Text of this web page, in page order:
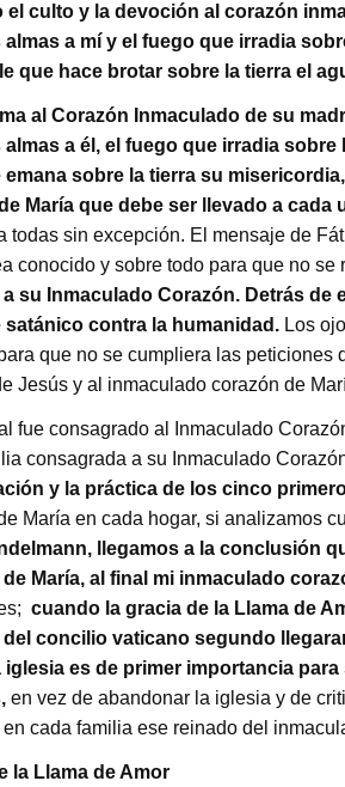
el culto y la devoción al corazón
a mí y el fuego que irradia
que hace brotar sobre la tierra el
al Corazón Inmaculado de su
a él, el fuego que irradia
emana sobre la tierra su
María que debe ser llevado a cada
todas sin excepción. El mensaje de
conocido y sobre todo para que no
su Inmaculado Corazón. Detrás
satánico contra la humanidad. Los
que no se cumpliera las peticiones
Jesús y al inmaculado corazón de
fue consagrado al Inmaculado
consagrada a su Inmaculado
y la práctica de los cinco
María en cada hogar, si analizamos
llegamos a la conclusión
María, al final mi inmaculado
cuando la gracia de la Llama de
concilio vaticano segundo
iglesia es de primer importancia
en vez de abandonar la iglesia y de
en cada familia ese reinado del
la Llama de Amor